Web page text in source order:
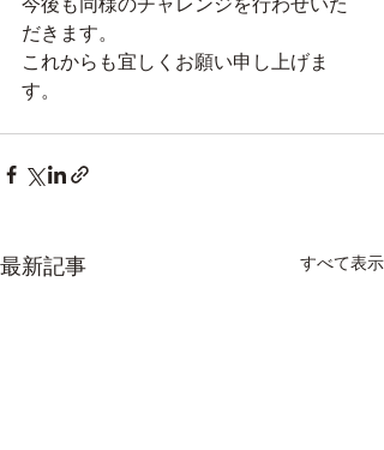
だきます。
これからも宜しくお願い申し上げま
す。
最新記事 すべて表示